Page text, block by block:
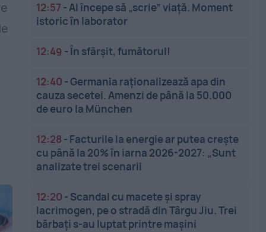
12:57 -AI începe să „scrie” viață. Moment
istoric în laborator
12:49 -În sfârșit, fumătorul!
12:40 -Germania raționalizează apa din
cauza secetei. Amenzi de până la 50.000
de euro la München
12:28 - Facturile la energie ar putea crește
cu până la 20% în iarna 2026-2027: „Sunt
analizate trei scenarii
12:20 - Scandal cu macete și spray
lacrimogen, pe o stradă din Târgu Jiu. Trei
bărbați s-au luptat printre mașini